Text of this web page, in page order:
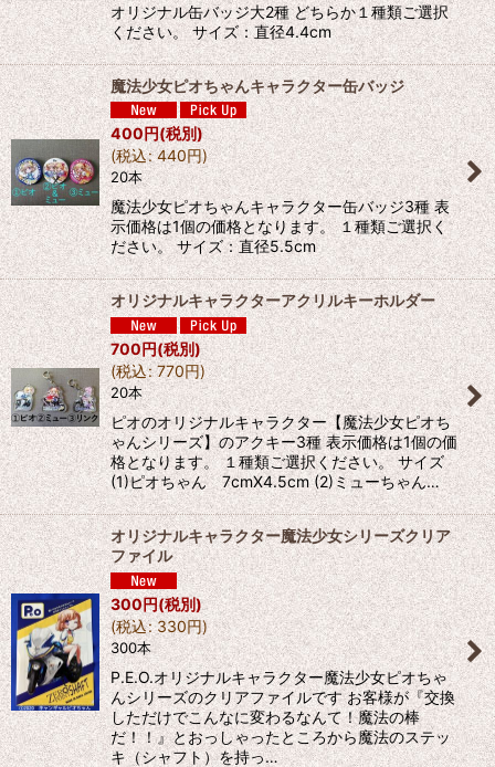
オリジナル缶バッジ大2種 どちらか１種類ご選択
ください。 サイズ：直径4.4cm
魔法少女ピオちゃんキャラクター缶バッジ
400円(税別)
(税込: 440円)
20本
魔法少女ピオちゃんキャラクター缶バッジ3種 表
示価格は1個の価格となります。 １種類ご選択く
ださい。 サイズ：直径5.5cm
オリジナルキャラクターアクリルキーホルダー
700円(税別)
(税込: 770円)
20本
ピオのオリジナルキャラクター【魔法少女ピオち
ゃんシリーズ】のアクキー3種 表示価格は1個の価
格となります。 １種類ご選択ください。 サイズ
(1)ピオちゃん 7cmX4.5cm (2)ミューちゃん…
オリジナルキャラクター魔法少女シリーズクリア
ファイル
300円(税別)
(税込: 330円)
300本
P.E.O.オリジナルキャラクター魔法少女ピオちゃ
んシリーズのクリアファイルです お客様が『交換
しただけでこんなに変わるなんて！魔法の棒
だ！！』とおっしゃったところから魔法のステッ
キ（シャフト）を持っ…